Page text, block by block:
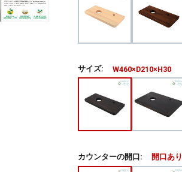
サイズ: W460×D210×H30
カウンターの開口: 開口あり